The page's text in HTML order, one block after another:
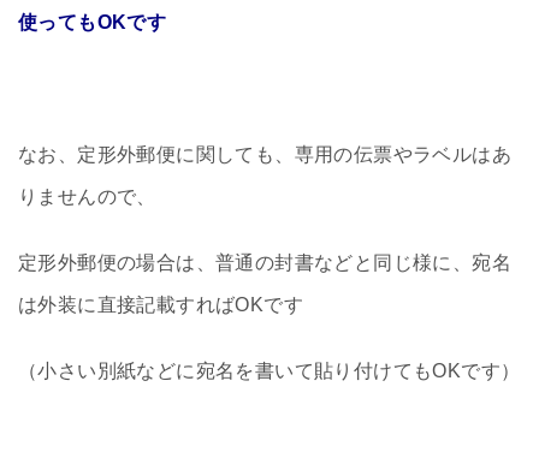
使ってもOKです
なお、定形外郵便に関しても、専用の伝票やラベルはあ
りませんので、
定形外郵便の場合は、普通の封書などと同じ様に、宛名
は外装に直接記載すればOKです
（小さい別紙などに宛名を書いて貼り付けてもOKです）